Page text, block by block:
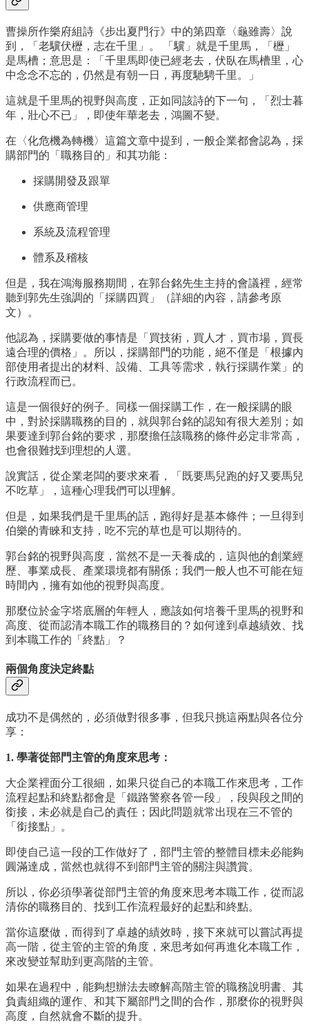
曹操所作樂府組詩《步出夏門行》中的第四章〈龜雖壽〉說
到，「老驥伏櫪，志在千里」。 「驥」就是千里馬，「櫪」
是馬槽；意思是：「千里馬即使已經老去，伏臥在馬槽里，心
中念念不忘的，仍然是有朝一日，再度馳騁千里。」
這就是千里馬的視野與高度，正如同該詩的下一句，「烈士暮
年，壯心不已」，即使年華老去，鴻圖不變。
在〈化危機為轉機〉這篇文章中提到，一般企業都會認為，採
購部門的「職務目的」和其功能：
採購開發及跟單
供應商管理
系統及流程管理
體系及稽核
但是，我在鴻海服務期間，在郭台銘先生主持的會議裡，經常
聽到郭先生強調的「採購四買」（詳細的內容，請參考原
文）。
他認為，採購要做的事情是「買技術，買人才，買市場，買長
遠合理的價格」。所以，採購部門的功能，絕不僅是「根據內
部使用者提出的材料、設備、工具等需求，執行採購作業」的
行政流程而已。
這是一個很好的例子。同樣一個採購工作，在一般採購的眼
中，對於採購職務的目的，就與郭台銘的認知有很大差別；如
果要達到郭台銘的要求，那麼擔任該職務的條件必定非常高，
也會很難找到理想的人選。
說實話，從企業老闆的要求來看，「既要馬兒跑的好又要馬兒
不吃草」，這種心理我們可以理解。
但是，如果我們是千里馬的話，跑得好是基本條件；一旦得到
伯樂的青睞和支持，吃不完的草也是可以期待的。
郭台銘的視野與高度，當然不是一天養成的，這與他的創業經
歷、事業成長、產業環境都有關係；我們一般人也不可能在短
時間內，擁有如他的視野與高度。
那麼位於金字塔底層的年輕人，應該如何培養千里馬的視野和
高度、從而認清本職工作的職務目的？如何達到卓越績效、找
到本職工作的「終點」？
兩個角度決定終點
成功不是偶然的，必須做對很多事，但我只挑這兩點與各位分
享：
1. 學著從部門主管的角度來思考：
大企業裡面分工很細，如果只從自己的本職工作來思考，工作
流程起點和終點都會是「鐵路警察各管一段」，段與段之間的
銜接，未必就是自己的責任；因此問題就常出現在三不管的
「銜接點」。
即使自己這一段的工作做好了，部門主管的整體目標未必能夠
圓滿達成，當然也就得不到部門主管的關注與讚賞。
所以，你必須學著從部門主管的角度來思考本職工作，從而認
清你的職務目的、找到工作流程最好的起點和終點。
當你這麼做，而得到了卓越的績效時，接下來就可以嘗試再提
高一階，從主管的主管的角度，來思考如何再進化本職工作，
來改變並幫助到更高階的主管。
如果在過程中，能夠想辦法去瞭解高階主管的職務說明書、其
負責組織的運作、和其下屬部門之間的合作，那麼你的視野與
高度，自然就會不斷的提升。